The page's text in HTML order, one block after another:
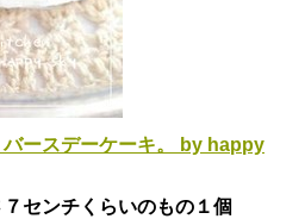
ースデーケーキ。 by happy
センチくらいのもの１個